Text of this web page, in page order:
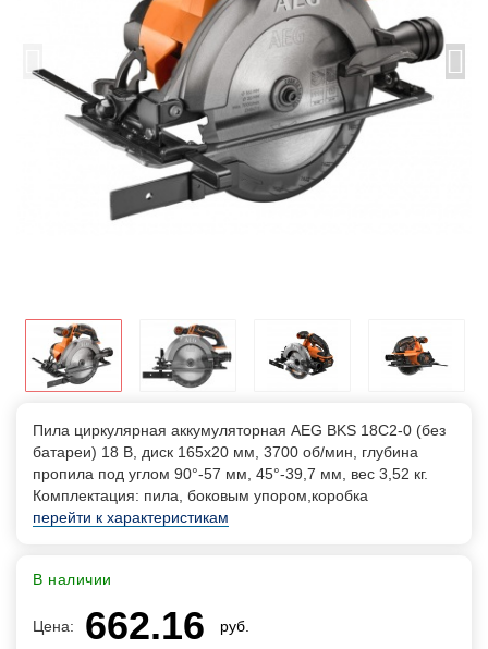
Пила циркулярная аккумуляторная AEG BKS 18C2-0 (без
батареи) 18 В, диск 165х20 мм, 3700 об/мин, глубина
пропила под углом 90°-57 мм, 45°-39,7 мм, вес 3,52 кг.
Комплектация: пила, боковым упором,коробка
перейти к характеристикам
В наличии
Цена: 662.16 руб.